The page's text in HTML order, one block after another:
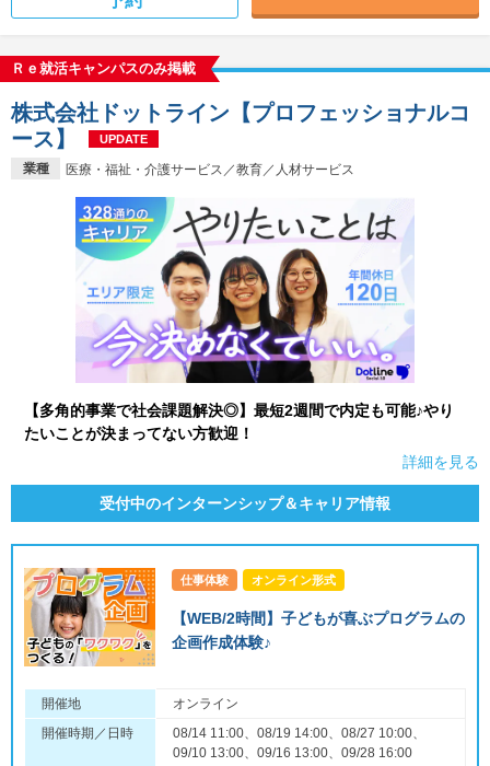
Ｒｅ就活キャンパスのみ掲載
業種 医療・福祉・介護サービス／教育／人材サービス
株式会社ドットライン【プロフェッショナルコ
ース】
UPDATE
【多角的事業で社会課題解決◎】最短2週間で内定も可能♪やり
たいことが決まってない方歓迎！
詳細を見る
受付中のインターンシップ＆キャリア情報
仕事体験 オンライン形式
【WEB/2時間】子どもが喜ぶプログラムの
企画作成体験♪
開催地
オンライン
開催時期／日時
08/14 11:00、08/19 14:00、08/27 10:00、
09/10 13:00、09/16 13:00、09/28 16:00